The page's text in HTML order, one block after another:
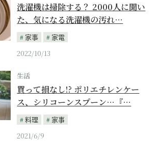
洗濯機は掃除する？ 2000人に聞い
た、気になる洗濯機の汚れ…
家事
家電
2022/10/13
生活
買って損なし!? ポリエチレンケー
ス、シリコーンスプーン…『…
料理
家事
2021/6/9